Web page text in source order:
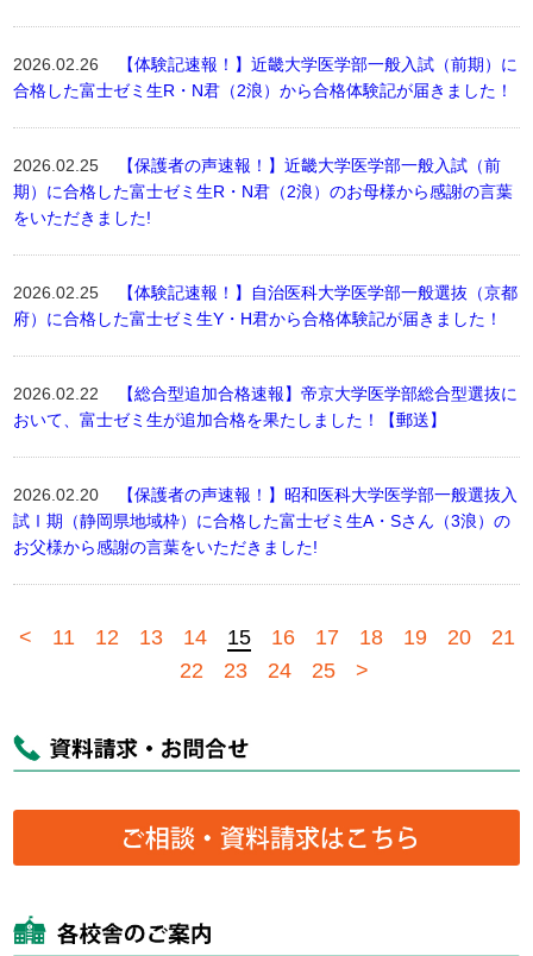
2026.02.26
【体験記速報！】近畿大学医学部一般入試（前期）に
合格した富士ゼミ生R・N君（2浪）から合格体験記が届きました！
2026.02.25
【保護者の声速報！】近畿大学医学部一般入試（前
期）に合格した富士ゼミ生R・N君（2浪）のお母様から感謝の言葉
をいただきました!
2026.02.25
【体験記速報！】自治医科大学医学部一般選抜（京都
府）に合格した富士ゼミ生Y・H君から合格体験記が届きました！
2026.02.22
【総合型追加合格速報】帝京大学医学部総合型選抜に
おいて、富士ゼミ生が追加合格を果たしました！【郵送】
2026.02.20
【保護者の声速報！】昭和医科大学医学部一般選抜入
試Ⅰ期（静岡県地域枠）に合格した富士ゼミ生A・Sさん（3浪）の
お父様から感謝の言葉をいただきました!
< 11 12 13 14 15 16 17 18 19 20
21
22
23 24 25 >